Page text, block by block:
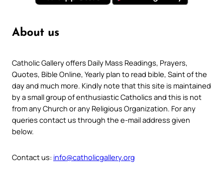
About us
Catholic Gallery offers Daily Mass Readings, Prayers,
Quotes, Bible Online, Yearly plan to read bible, Saint of the
day and much more. Kindly note that this site is maintained
by a small group of enthusiastic Catholics and this is not
from any Church or any Religious Organization. For any
queries contact us through the e-mail address given
below.
Contact us: info@catholicgallery.org